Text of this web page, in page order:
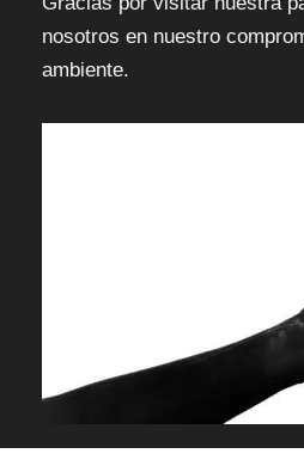
nosotros en nuestro
ambiente.